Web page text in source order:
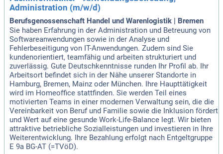
Administration (m/w/d)
Berufsgenossenschaft Handel und Warenlogistik | Bremen
Sie haben Erfahrung in der Administration und Betreuung von
Softwareanwendungen sowie in der Analyse und
Fehlerbeseitigung von IT-Anwendungen. Zudem sind Sie
kundenorientiert, teamfähig und arbeiten strukturiert und
zuverlässig. Gute Deutschkenntnisse runden Ihr Profil ab. Ihr
Arbeitsort befindet sich in der Nähe unserer Standorte in
Hamburg, Bremen, Mainz oder München. Ihre Haupttätigkeit
wird im Homeoffice stattfinden. Sie werden Teil eines
motivierten Teams in einer modernen Verwaltung sein, die die
Vereinbarkeit von Beruf und Familie sowie die Inklusion fördert
und Wert auf eine gesunde Work-Life-Balance legt. Wir bieten
attraktive betriebliche Sozialleistungen und investieren in Ihre
Weiterentwicklung. Ihre Bezahlung erfolgt nach Entgeltgruppe
E 9a BG-AT (=TVöD).